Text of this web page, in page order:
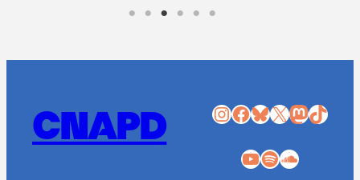
CNAPD InstagramFacebook Bluesky X Mastodon TikTok
YouTube Spotify SoundCloud